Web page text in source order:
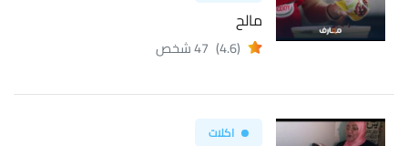
مالح
(4.6) 47 شخص
اكلات